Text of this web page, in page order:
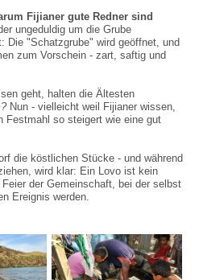
Fijianer gute Redner sind
ungeduldig um die Grube
Die "Schatzgrube" wird geöffnet, und
zum Vorschein - zart, saftig und
geht, halten die Ältesten
Nun - vielleicht weil Fijianer wissen,
Festmahl so steigert wie eine gut
die köstlichen Stücke - und während
wird klar: Ein Lovo ist kein
der Gemeinschaft, bei der selbst
Ereignis werden.